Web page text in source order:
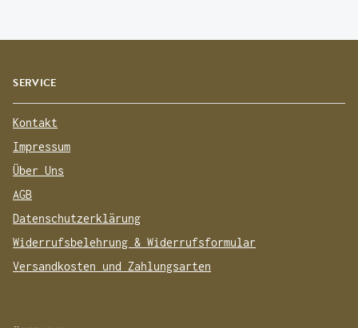
SERVICE
Kontakt
Impressum
Über Uns
AGB
Datenschutzerklärung
Widerrufsbelehrung & Widerrufsformular
Versandkosten und Zahlungsarten